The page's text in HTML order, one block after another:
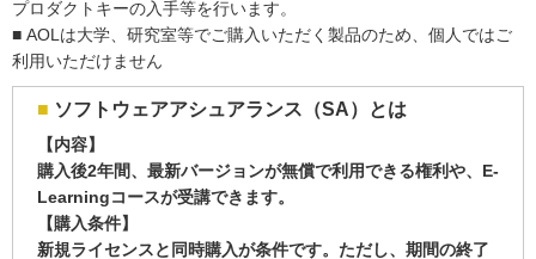
プロダクトキーの入手等を行います。
■ AOLは大学、研究室等でご購入いただく製品のため、個人ではご
利用いただけません
■ ソフトウェアアシュアランス（SA）とは
【内容】
購入後2年間、最新バージョンが無償で利用できる権利や、E-
Learningコースが受講できます。
【購入条件】
新規ライセンスと同時購入が条件です。ただし、期間の終了